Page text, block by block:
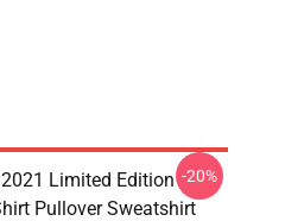
Limited Edition
Pullover Sweatshirt
-20%